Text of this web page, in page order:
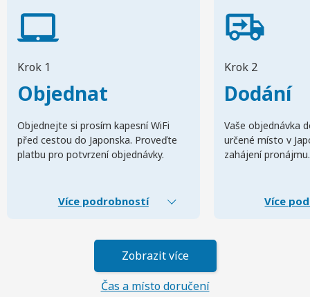
Krok 1
Objednat
Objednejte si prosím kapesní WiFi
před cestou do Japonska. Proveďte
platbu pro potvrzení objednávky.
Více podrobností
Krok 2
Dodání
Vaše objednávka
určené místo v
zahájení pronájmu.
Více
Zobrazit více
Čas a místo doručení